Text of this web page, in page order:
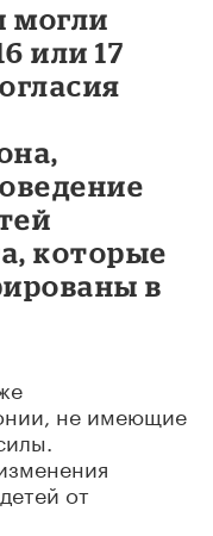
могли
или 17
которые
в
не имеющие
от